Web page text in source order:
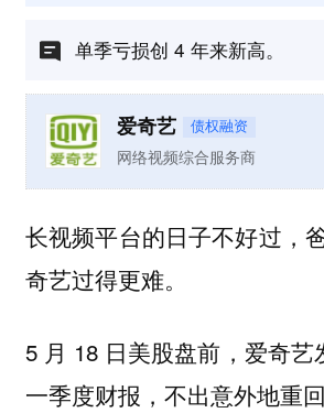
单季亏损创 4 年来新高。
爱奇艺 债权融资
网络视频综合服务商
长视频平台的日子不好过，
奇艺过得更难。
5 月 18 日美股盘前，爱奇艺
一季度财报，不出意外地重回